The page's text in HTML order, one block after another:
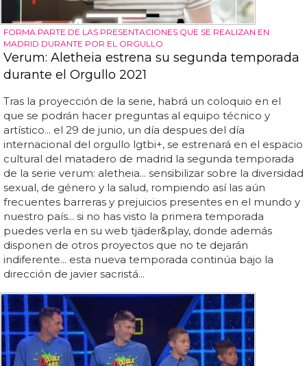
FORMA PARTE DE LAS PRESENTACIONES QUE SE REALIZAN EN
MADRID DURANTE POR EL ORGULLO
Verum: Aletheia estrena su segunda temporada
durante el Orgullo 2021
Tras la proyección de la serie, habrá un coloquio en el
que se podrán hacer preguntas al equipo técnico y
artístico... el 29 de junio, un día despues del día
internacional del orgullo lgtbi+, se estrenará en el espacio
cultural del matadero de madrid la segunda temporada
de la serie verum: aletheia... sensibilizar sobre la diversidad
sexual, de género y la salud, rompiendo así las aún
frecuentes barreras y prejuicios presentes en el mundo y
nuestro país... si no has visto la primera temporada
puedes verla en su web tjäder&play, donde además
disponen de otros proyectos que no te dejarán
indiferente... esta nueva temporada continúa bajo la
dirección de javier sacristá...